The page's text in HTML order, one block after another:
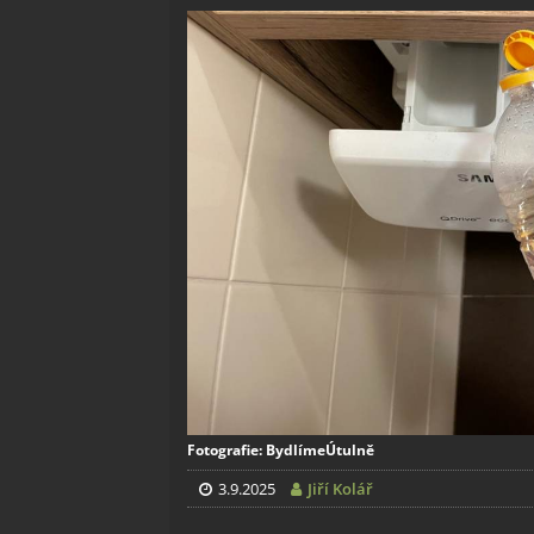
Fotografie: BydlímeÚtulně
3.9.2025 Jiří Kolář